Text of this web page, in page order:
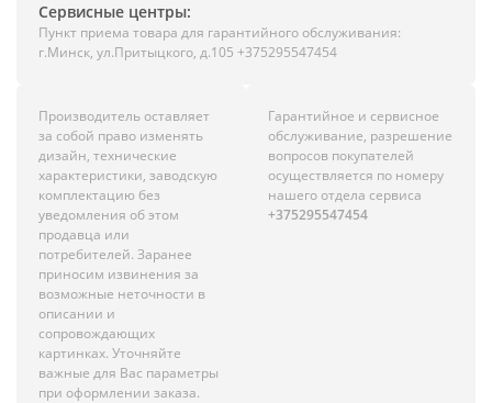
Сервисные центры:
Пункт приема товара для гарантийного обслуживания:
г.Минск, ул.Притыцкого, д.105 +375295547454
Производитель оставляет
за собой право изменять
дизайн, технические
характеристики, заводскую
комплектацию без
уведомления об этом
продавца или
потребителей. Заранее
приносим извинения за
возможные неточности в
описании и
сопровождающих
картинках. Уточняйте
важные для Вас параметры
при оформлении заказа.
Гарантийное и сервисное
обслуживание, разрешение
вопросов покупателей
осуществляется по номеру
нашего отдела сервиса
+375295547454